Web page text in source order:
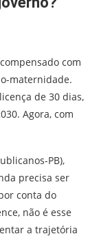
com
maternidade.
de 30 dias,
Agora, com
PB),
precisa ser
conta do
não é esse
a trajetória